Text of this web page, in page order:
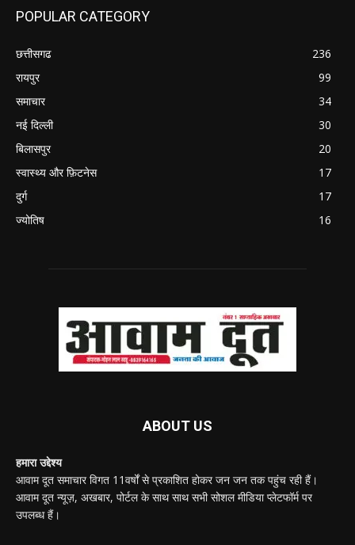
POPULAR CATEGORY
छत्तीसगढ
236
रायपुर
99
समाचार
34
नई दिल्ली
30
बिलासपुर
20
स्वास्थ्य और फ़िटनेस
17
दुर्ग
17
ज्योतिष
16
ABOUT US
हमारा उद्देश्य
आवाम दूत समाचार विगत 11वर्षों से प्रकाशित होकर जन जन तक पहुंच रही हैं।
आवाम दूत न्यूज़, अखबार, पोर्टल के साथ साथ सभी सोशल मीडिया प्लेटफॉर्म पर
उपलब्ध हैं।